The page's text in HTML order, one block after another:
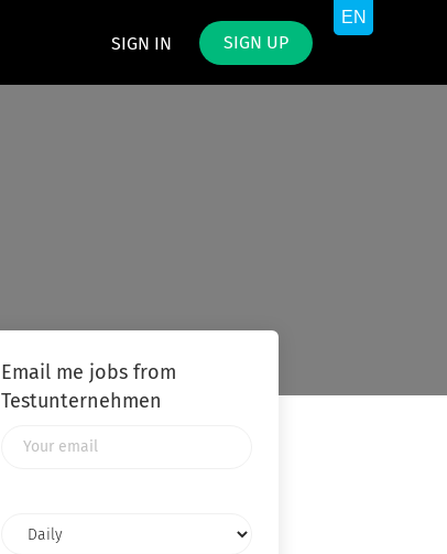
SIGN IN SIGN UP
Email me jobs from
Testunternehmen
frequency